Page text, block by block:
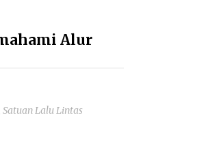
Alur
Lalu Lintas